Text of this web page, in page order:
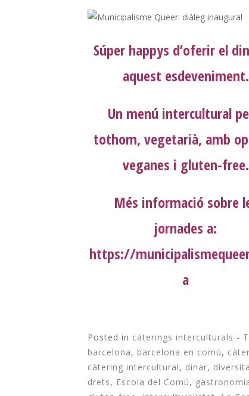
Súper happys d’oferir el
aquest esdeveniment.
Un menú intercultural
tothom, vegetarià, amb
veganes i gluten-free.
Més informació sobre
jornades a:
https://
a
Posted in càterings interculturals -
barcelona, barcelona en comú,
càtering intercultural, dinar,
drets, Escola del Comú,